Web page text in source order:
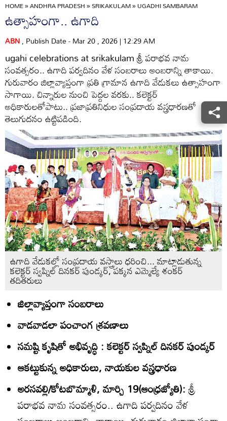
HOME»ANDHRA PRADESH»SRIKAKULAM»UGADHI SAMBARAM
ఉత్సాహంగా.. ఉగాది
ABN, Publish Date - Mar 20 , 2026 | 12:29 AM
ugahi celebrations at srikakulam శ్రీ పరాభవ నామ
సంవత్సరం.. ఉగాది పర్వదినం వేళ సంబరాలు అంబరాన్ని తాకాయి.
గురువారం జిల్లావ్యాప్తంగా ప్రతి గ్రామాన ఉగాది వేడుకలు ఉత్సాహంగా
సాగాయి. చిన్నారుల నుంచి పెద్దల వరకు.. కలెక్టర్‌
అధికారులతోపాటు.. ప్రజాప్రతినిధుల సంప్రదాయ వస్త్రధారణతో
తెలుగుదనం ఉట్టిపడింది.
ఉగాది వేడుకల్లో సంప్రదాయ వస్త్రాలు ధరించి... మాట్లాడుతున్న
కలెక్టర్‌ స్వప్నిల్‌ దినకర్‌ పుండ్కర్‌, పక్కన ఎమ్మెల్యే శంకర్‌
తదితరులు
జిల్లావ్యాప్తంగా సంబరాలు
వాడవాడలా పంచాంగ శ్రవణాలు
సమష్టి కృషితో అభివృద్ధి : కలెక్టర్‌ స్వప్నిల్‌ దినకర్‌ పుండ్కర్‌
ఆకట్టుకున్న అధికారులు, నాయకుల వస్త్రధారణ
అరసవల్లి/కోటబొమ్మాళి, మార్చి 19(ఆంధ్రజ్యోతి):శ్రీ
పరాభవ నామ సంవత్సరం.. ఉగాది పర్వదినం వేళ